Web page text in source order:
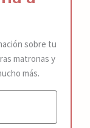
sobre tu
matronas y
más.